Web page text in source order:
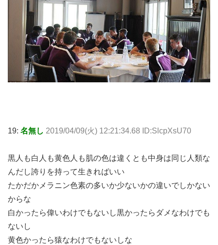
19: 名無し 2019/04/09(火) 12:21:34.68 ID:SlcpXsU70
黒人も白人も黄色人も肌の色は違くとも中身は同じ人類な
んだし誇りを持って生きればいい
たかだかメラニン色素の多いか少ないかの違いでしかない
からな
白かったら偉いわけでもないし黒かったらダメなわけでも
ないし
黄色かったら猿なわけでもないしな